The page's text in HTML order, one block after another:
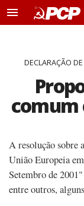
M
DECLARAÇÃO
A resolução sobre
União Europeia
Setembro de
entre outros,